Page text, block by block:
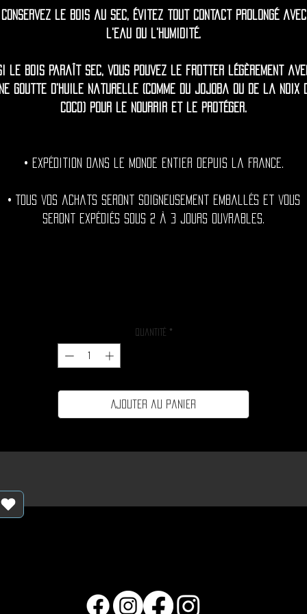
Conservez le bois au sec, évitez tout contact prolongé avec
l'eau ou l'humidité.
le bois paraît sec, vous pouvez le frotter légèrement
goutte d'huile naturelle (comme du jojoba ou de la noix
coco) pour le nourrir et le protéger.
• Expédition dans le monde entier depuis la France.
• Tous vos achats seront soigneusement emballés et vous
seront expédiés sous 2 à 3 jours ouvrables.
Quantité *
Ajouter au panier